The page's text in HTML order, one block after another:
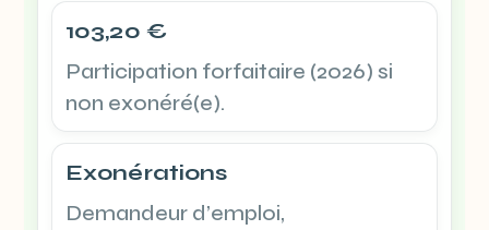
103,20 €
Participation forfaitaire (2026) si
non exonéré(e).
Exonérations
Demandeur d’emploi,